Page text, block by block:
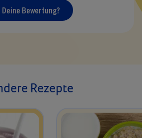
Deine Bewertung?
Rezepte